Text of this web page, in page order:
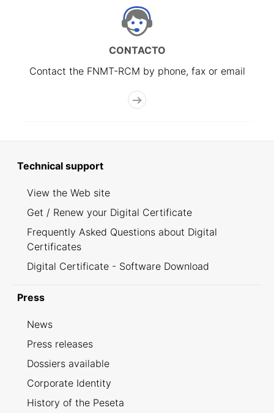
CONTACTO
Contact the FNMT-RCM by phone, fax or email
Technical support
View the Web site
Get / Renew your Digital Certificate
Frequently Asked Questions about Digital
Certificates
Digital Certificate - Software Download
Press
News
Press releases
Dossiers available
Corporate Identity
History of the Peseta